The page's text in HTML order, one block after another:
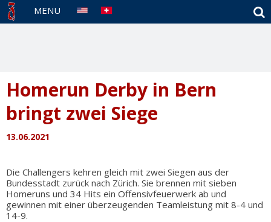
MENU
Homerun Derby in Bern
bringt zwei Siege
13.06.2021
Die Challengers kehren gleich mit zwei Siegen aus der
Bundesstadt zurück nach Zürich. Sie brennen mit sieben
Homeruns und 34 Hits ein Offensivfeuerwerk ab und
gewinnen mit einer überzeugenden Teamleistung mit 8-4 und
14-9.